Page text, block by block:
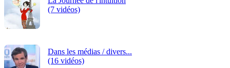
(7 vidéos)
Dans les médias / divers...
(16 vidéos)